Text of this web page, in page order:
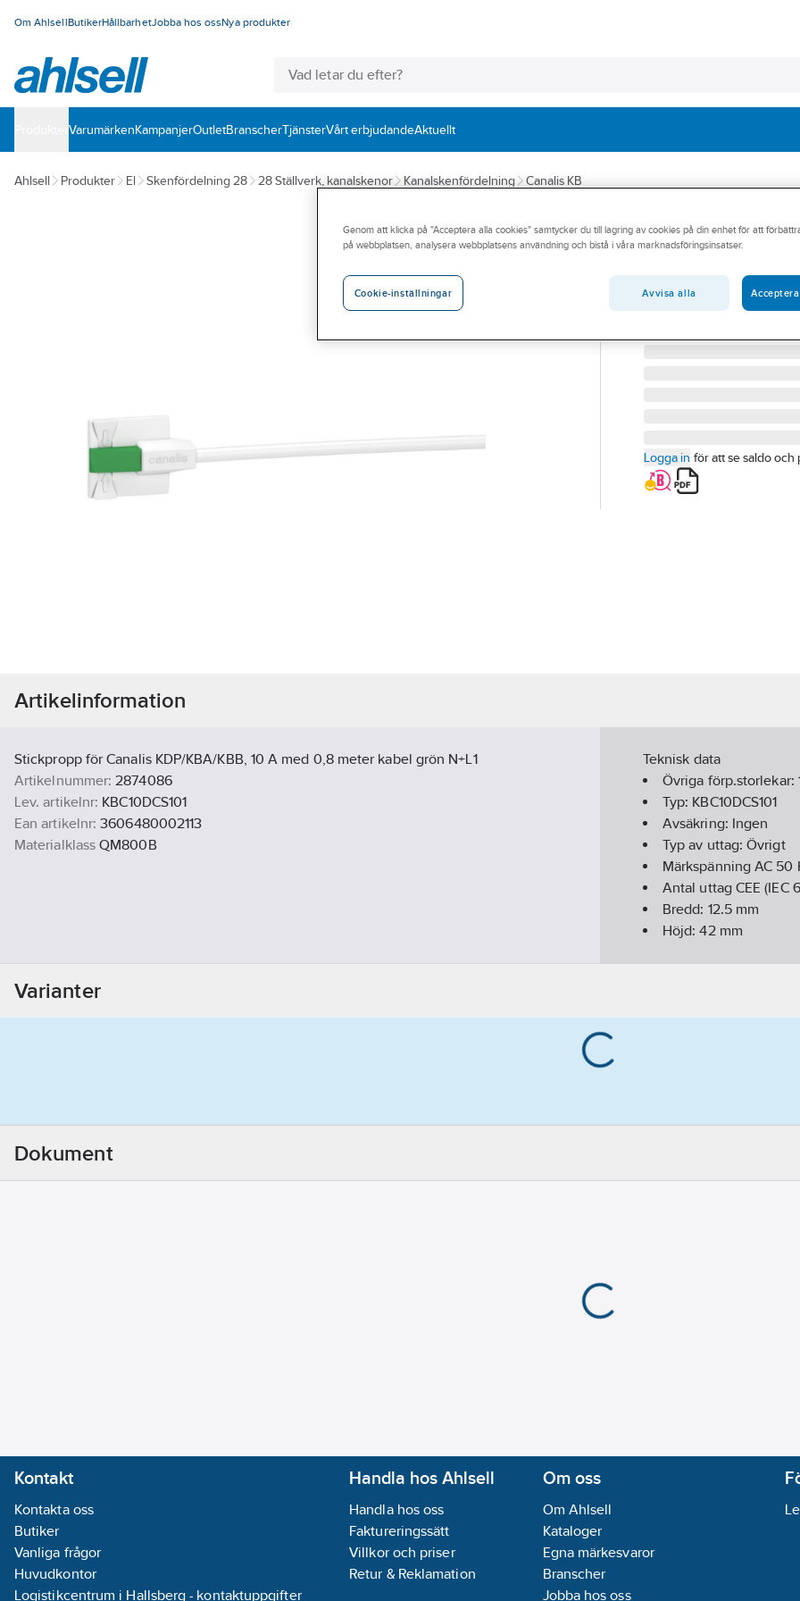
Om AhlsellButikerHållbarhetJobba hos ossNya produkter
VarumärkenKampanjerOutletBranscherTjänsterVårt erbjudandeAktuellt
Ahlsell Produkter El Skenfördelning 28 28 Ställverk, kanalskenor Kanalskenfördelning Canalis KB
SCHNEIDER ELECTRIC
Stickproppar
STICKPROPP 10A L1
Logga in för att se saldo och
Artikelinformation
Stickpropp för Canalis KDP/KBA/KBB, 10 A med 0,8 meter kabel grön N+L1
Artikelnummer: 2874086
Lev. artikelnr: KBC10DCS101
Ean artikelnr: 3606480002113
Materialklass QM800B
Teknisk data
Övriga förp.storlekar:
Typ: KBC10DCS101
Avsäkring: Ingen
Typ av uttag:Övrigt
Märkspänning AC 50
Antal uttag CEE (IEC
Bredd: 12.5mm
Höjd:42mm
Märkström AC 50 Hz:
Färg:Vit
Varianter
Dokument
Kontakt
Kontakta oss
Butiker
Vanliga frågor
Huvudkontor
Logistikcentrum i Hallsberg - kontaktuppgifter
Handla hos Ahlsell
Handla hos oss
Faktureringssätt
Villkor och priser
Retur & Reklamation
Om oss
Om Ahlsell
Kataloger
Egna märkesvaror
Branscher
Jobba hos oss
Genom att klicka på "Acceptera alla cookies" samtycker du till lagring av cookies på din enhet för att
på webbplatsen, analysera webbplatsens användning och bistå i våra marknadsföringsinsatser.
Cookie-inställningar Avvisa alla